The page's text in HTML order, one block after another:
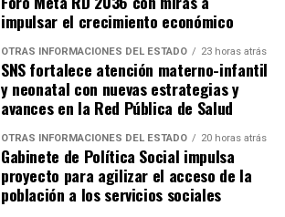
impulsar el crecimiento económico
OTRAS INFORMACIONES DEL ESTADO 23 horas atrás
SNS fortalece atención materno-infantil
y neonatal con nuevas estrategias y
avances en la Red Pública de Salud
OTRAS INFORMACIONES DEL ESTADO 20 horas atrás
Gabinete de Política Social impulsa
proyecto para agilizar el acceso de la
población a los servicios sociales